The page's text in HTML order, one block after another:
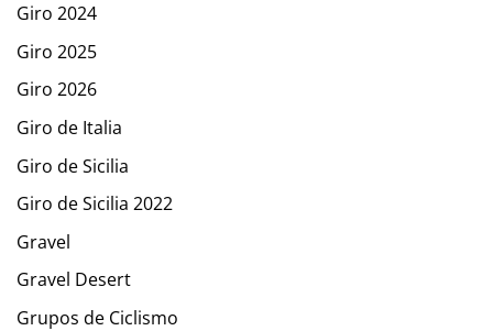
Giro 2024
Giro 2025
Giro 2026
Giro de Italia
Giro de Sicilia
Giro de Sicilia 2022
Gravel
Gravel Desert
Grupos de Ciclismo